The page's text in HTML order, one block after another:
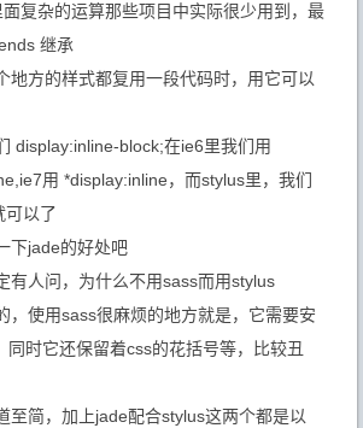
复杂的运算那些项目中实际很少用到，最
继承
地方的样式都复用一段代码时，用它可以
display:inline-block;在ie6里我们用
用 *display:inline，而stylus里，我们
可以了
下jade的好处吧
有人问，为什么不用sass而用stylus
，使用sass很麻烦的地方就是，它需要安
同时它还保留着css的花括号等，比较丑
至简，加上jade配合stylus这两个都是以